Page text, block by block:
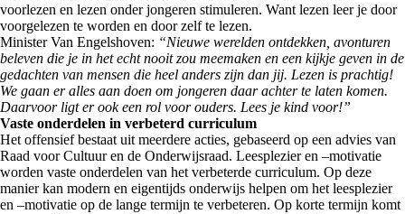
voorlezen en lezen onder jongeren stimuleren. Want lezen leer je door
voorgelezen te worden en door zelf te lezen.
Minister Van Engelshoven: “Nieuwe werelden ontdekken, avonturen
beleven die je in het echt nooit zou meemaken en een kijkje geven in de
gedachten van mensen die heel anders zijn dan jij. Lezen is prachtig!
We gaan er alles aan doen om jongeren daar achter te laten komen.
Daarvoor ligt er ook een rol voor ouders. Lees je kind voor!”
Vaste onderdelen in verbeterd curriculum
Het offensief bestaat uit meerdere acties, gebaseerd op een advies van
Raad voor Cultuur en de Onderwijsraad. Leesplezier en –motivatie
worden vaste onderdelen van het verbeterde curriculum. Op deze
manier kan modern en eigentijds onderwijs helpen om het leesplezier
en –motivatie op de lange termijn te verbeteren. Op korte termijn komt